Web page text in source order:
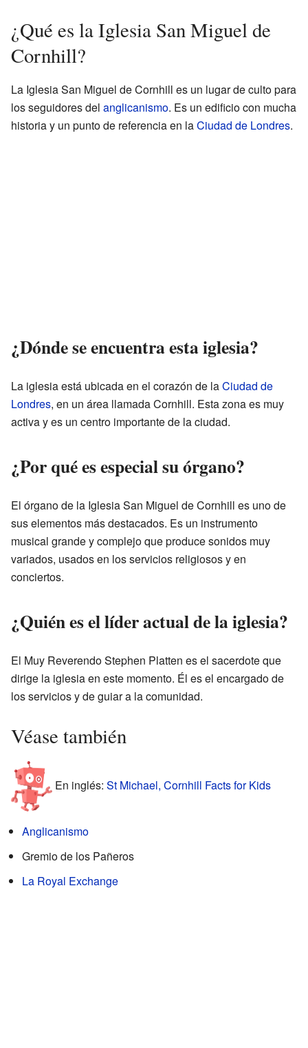
¿Qué es la Iglesia San Miguel de
Cornhill?
La Iglesia San Miguel de Cornhill es un lugar de culto para
los seguidores del anglicanismo. Es un edificio con mucha
historia y un punto de referencia en laCiudad de Londres.
¿Dónde se encuentra esta iglesia?
La iglesia está ubicada en el corazón de laCiudad de
Londres, en un área llamada Cornhill. Esta zona es muy
activa y es un centro importante de la ciudad.
¿Por qué es especial su órgano?
El órgano de la Iglesia San Miguel de Cornhill es uno de
sus elementos más destacados. Es un instrumento
musical grande y complejo que produce sonidos muy
variados, usados en los servicios religiosos y en
conciertos.
¿Quién es el líder actual de la iglesia?
El Muy Reverendo Stephen Platten es el sacerdote que
dirige la iglesia en este momento. Él es el encargado de
los servicios y de guiar a la comunidad.
Véase también
En inglés: St Michael, Cornhill Facts for Kids
Anglicanismo
Gremio de los Pañeros
La Royal Exchange